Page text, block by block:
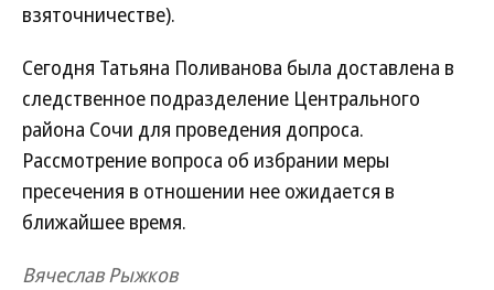
взяточничестве).
Сегодня Татьяна Поливанова была доставлена в
следственное подразделение Центрального
района Сочи для проведения допроса.
Рассмотрение вопроса об избрании меры
пресечения в отношении нее ожидается в
ближайшее время.
Вячеслав Рыжков